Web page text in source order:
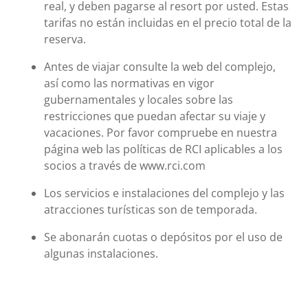
real, y deben pagarse al resort por usted. Estas
tarifas no están incluidas en el precio total de la
reserva.
Antes de viajar consulte la web del complejo,
así como las normativas en vigor
gubernamentales y locales sobre las
restricciones que puedan afectar su viaje y
vacaciones. Por favor compruebe en nuestra
página web las políticas de RCI aplicables a los
socios a través de www.rci.com
Los servicios e instalaciones del complejo y las
atracciones turísticas son de temporada.
Se abonarán cuotas o depósitos por el uso de
algunas instalaciones.